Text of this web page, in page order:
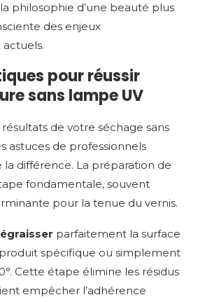
philosophie d’une beauté plus
des enjeux
pour réussir
sans lampe UV
de votre séchage sans
astuces de professionnels
différence. La préparation de
fondamentale, souvent
pour la tenue du vernis.
parfaitement la surface
spécifique ou simplement
Cette étape élimine les résidus
empêcher l’adhérence